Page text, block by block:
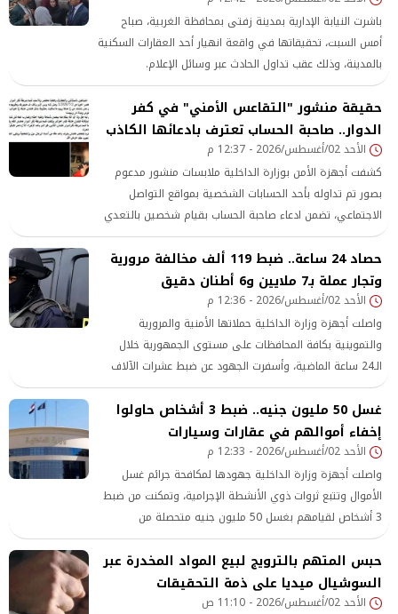
باشرت النيابة الإدارية بمدينة زفتى بمحافظة الغربية، صباح
أمس السبت، تحقيقاتها في واقعة انهيار أحد العقارات السكنية
بالمدينة، وذلك عقب تداول الحادث عبر وسائل الإعلام.
حقيقة منشور "التقاعس الأمني" في كفر
الدوار.. صاحبة الحساب تعترف بادعائها الكاذب
الأحد 02/أغسطس/2026 - 12:37 م
كشفت أجهزة الأمن بوزارة الداخلية ملابسات منشور مدعوم
بصور تم تداوله بأحد الحسابات الشخصية بمواقع التواصل
الاجتماعي، تضمن ادعاء صاحبة الحساب بقيام شخصين بالتعدي
على شقيقها بالضرب باستخدام أسلحة بيضاء وتهديدهما
بالإيذاء باستخدام سلاح ناري ومادة كاوية، والزعم بتقاعس
الأجهزة الأمنية بقسم شرطة كفر الدوار بالبحيرة عن اتخاذ
الإجراءات القانونية حيالهما.
حصاد 24 ساعة.. ضبط 119 ألف مخالفة مرورية
وتجار عملة بـ7 ملايين و6 أطنان دقيق
الأحد 02/أغسطس/2026 - 12:36 م
واصلت أجهزة وزارة الداخلية حملاتها الأمنية والمرورية
والتموينية بكافة المحافظات على مستوى الجمهورية خلال
الـ24 ساعة الماضية، وأسفرت الجهود عن ضبط عشرات الآلاف
من المخالفات المرورية، وقضايا اتجار في العملة، وحملات مكثفة
على المخابز للتصدي للتلاعب بأسعار الخبز.غسل 50 مليون جنيه.. ضبط 3 أشخاص حاولوا
إخفاء أموالهم في عقارات وسيارات
الأحد 02/أغسطس/2026 - 12:33 م
واصلت أجهزة وزارة الداخلية جهودها لمكافحة جرائم غسل
الأموال وتتبع ثروات ذوي الأنشطة الإجرامية، وتمكنت من ضبط
3 أشخاص لقيامهم بغسل 50 مليون جنيه متحصلة من
نشاطهم الإجرامي في مجال الهجرة غير الشرعية.
حبس المتهم بالترويج لبيع المواد المخدرة عبر
السوشيال ميديا على ذمة التحقيقات
الأحد 02/أغسطس/2026 - 11:10 ص